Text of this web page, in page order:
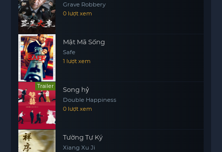
Grave Robbery
0 lượt xem
Mật Mã Sống
Safe
1 lượt xem
Trailer Song hỷ
Double Happiness
0 lượt xem
Tường Tự Ký
Xiang Xu Ji